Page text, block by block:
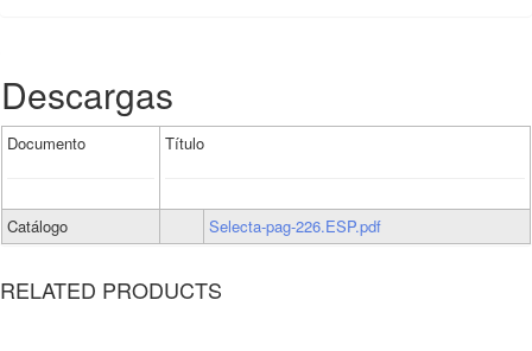
Descargas
Documento Título
Catálogo Selecta-pag-226.ESP.pdf
RELATED PRODUCTS